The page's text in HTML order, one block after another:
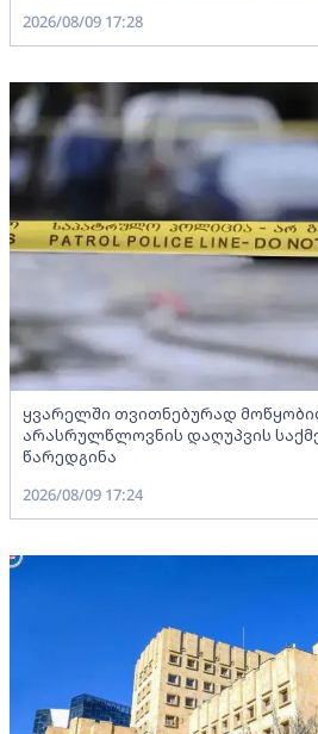
2026/08/09 17:28
ყვარელში თვითნებურად
არასრულწლოვნის დაღუპვის
წარედგინა
2026/08/09 17:24